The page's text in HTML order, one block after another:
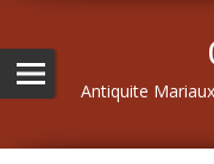
Antiquite Mariaux